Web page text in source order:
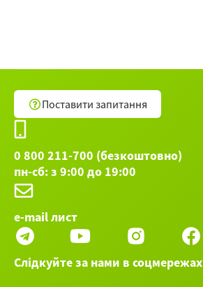
Поставити запитання
0 800 211-700 (безкоштовно)
пн-сб: з 9:00 до 19:00
e-mail лист
Слідкуйте за нами в соцмережах